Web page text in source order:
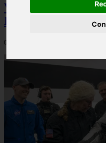
Video Advertencias
IA: Hinton y el
06/03/2026